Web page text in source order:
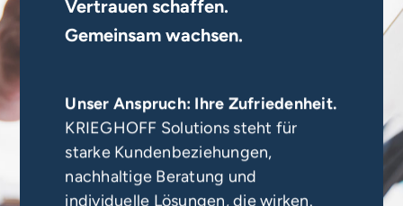
Gemeinsam wachsen.
Unser Anspruch: Ihre Zufriedenheit.
KRIEGHOFF Solutions steht für
starke Kundenbeziehungen,
nachhaltige Beratung und
individuelle Lösungen, die wirken.